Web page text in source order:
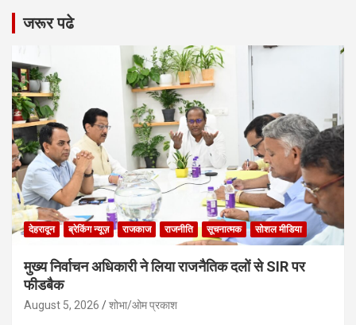
जरूर पढे
देहरादून ब्रेकिंग न्यूज़ राजकाज राजनीति सूचनात्मक सोशल मीडिया
मुख्य निर्वाचन अधिकारी ने लिया राजनैतिक दलों से SIR पर
फीडबैक
August 5, 2026 शोभा/ओम प्रकाश